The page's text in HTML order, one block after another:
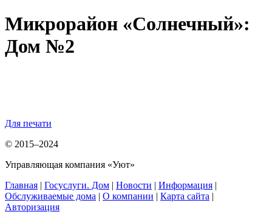
Микрорайон «Солнечный»:
Дом №2
Для печати
© 2015–2024
Управляющая компания «Уют»
Главная | Госуслуги. Дом | Новости | Информация |
Обслуживаемые дома | О компании | Карта сайта |
Авторизация